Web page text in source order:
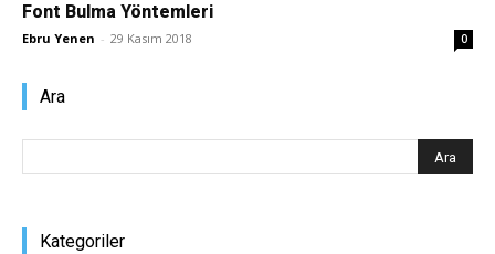
–
Font Bulma Yöntemleri
Ebru Yenen - 29 Kasım 2018 0
Ara
Kategoriler